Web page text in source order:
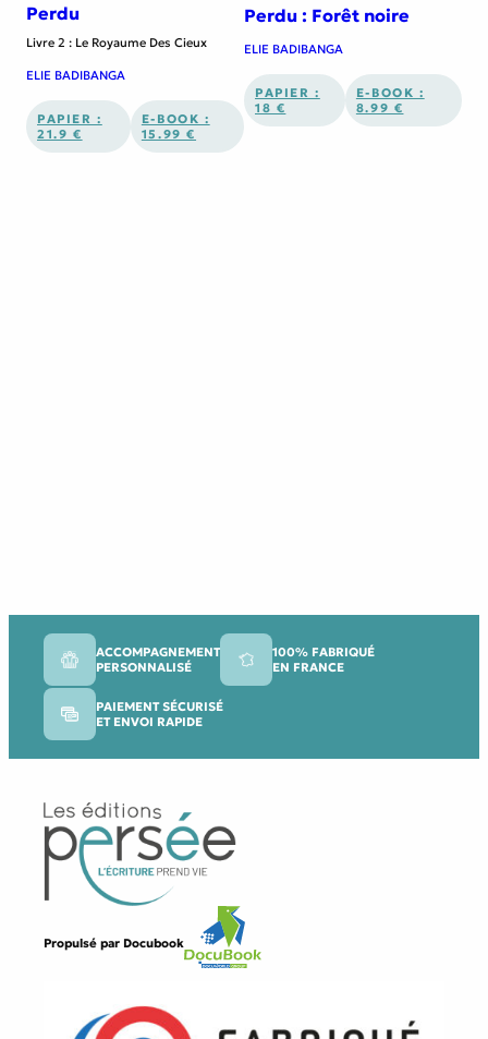
Perdu
Livre 2 : Le Royaume Des Cieux
ELIE BADIBANGA
PAPIER :
21.9 €
E-BOOK :
15.99 €
Perdu : Forêt noire
ELIE BADIBANGA
PAPIER :
18 €
E-BOOK :
8.99 €
ACCOMPAGNEMENT
PERSONNALISÉ
100% FABRIQUÉ
EN FRANCE
PAIEMENT SÉCURISÉ
ET ENVOI RAPIDE
Propulsé par Docubook